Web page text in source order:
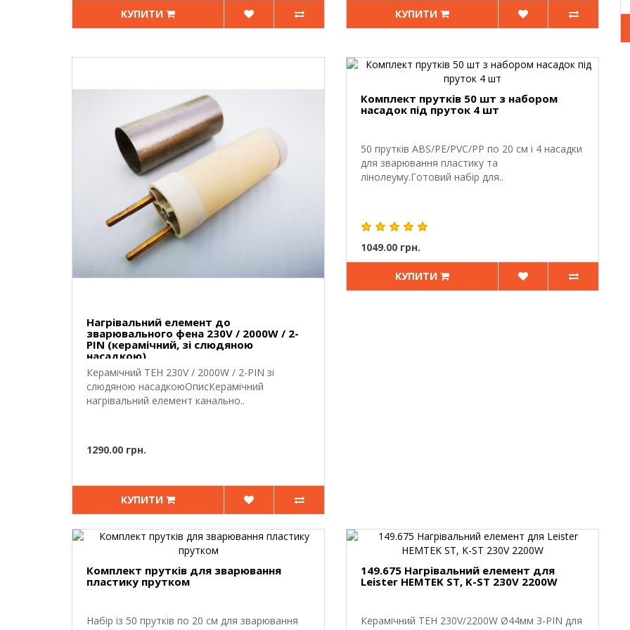
КУПИТИ КУПИТИ
Нагрівальний елемент до
зварювального фена 230V / 2000W / 2-
PIN (керамічний, зі слюдяною
насадкою)
Керамічний ТЕН 230V / 2000W / 2-PIN зі
слюдяною насадкоюОписКерамічний
нагрівальний елемент канально..
1290.00 грн.
КУПИТИ
Комплект прутків 50 шт з набором
насадок під пруток 4 шт
50 прутків ABS/PE/PVC/PP по 20 см і 4 насадки
для зварювання пластику та
лінолеуму.Готовий набір для..
1049.00 грн.
КУПИТИ
Комплект прутків для зварювання
пластику прутком
Набір із 50 прутків по 20 см для зварювання
149.675 Нагрівальний елемент для
Leister HEMTEK ST, K-ST 230V 2200W
Керамічний ТЕН 230V/2200W Ø44мм 3-PIN для